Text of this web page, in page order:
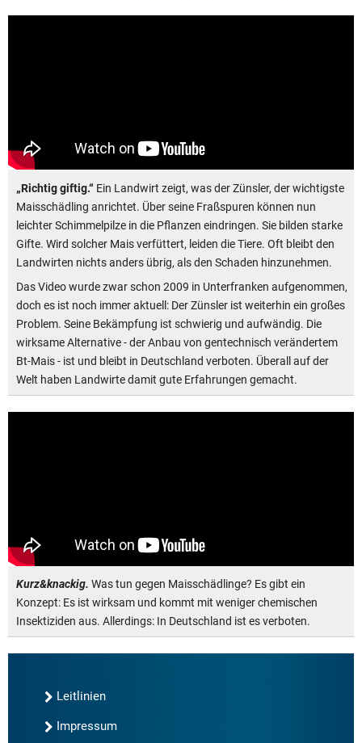
„Richtig giftig.“ Ein Landwirt zeigt, was der Zünsler, der wichtigste
Maisschädling anrichtet. Über seine Fraßspuren können nun
leichter Schimmelpilze in die Pflanzen eindringen. Sie bilden starke
Gifte. Wird solcher Mais verfüttert, leiden die Tiere. Oft bleibt den
Landwirten nichts anders übrig, als den Schaden hinzunehmen.
Das Video wurde zwar schon 2009 in Unterfranken aufgenommen,
doch es ist noch immer aktuell: Der Zünsler ist weiterhin ein großes
Problem. Seine Bekämpfung ist schwierig und aufwändig. Die
wirksame Alternative - der Anbau von gentechnisch verändertem
Bt-Mais - ist und bleibt in Deutschland verboten. Überall auf der
Welt haben Landwirte damit gute Erfahrungen gemacht.
Kurz&knackig. Was tun gegen Maisschädlinge? Es gibt ein
Konzept: Es ist wirksam und kommt mit weniger chemischen
Insektiziden aus. Allerdings: In Deutschland ist es verboten.
Leitlinien
Impressum